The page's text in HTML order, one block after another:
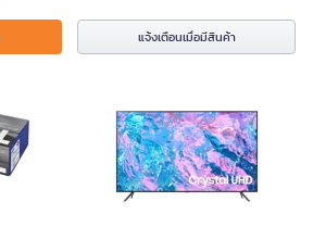
แจ้งเตือนเมื่อมีสินค้า